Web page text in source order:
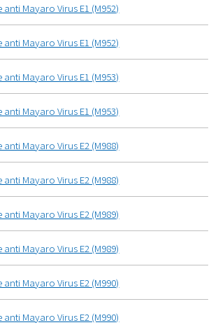
anti Mayaro Virus E1 (M952)
anti Mayaro Virus E1 (M952)
anti Mayaro Virus E1 (M953)
anti Mayaro Virus E1 (M953)
anti Mayaro Virus E2 (M988)
anti Mayaro Virus E2 (M988)
anti Mayaro Virus E2 (M989)
anti Mayaro Virus E2 (M989)
anti Mayaro Virus E2 (M990)
anti Mayaro Virus E2 (M990)